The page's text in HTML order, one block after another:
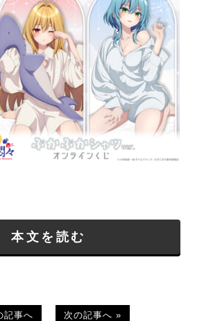
本文を読む
記事へ 次の記事へ »